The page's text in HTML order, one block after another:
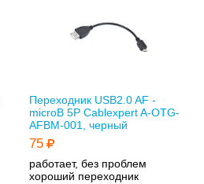
Переходник USB2.0 AF -
microB 5P Cablexpert A-OTG-
AFBM-001, черный
75
работает, без проблем
хороший переходник